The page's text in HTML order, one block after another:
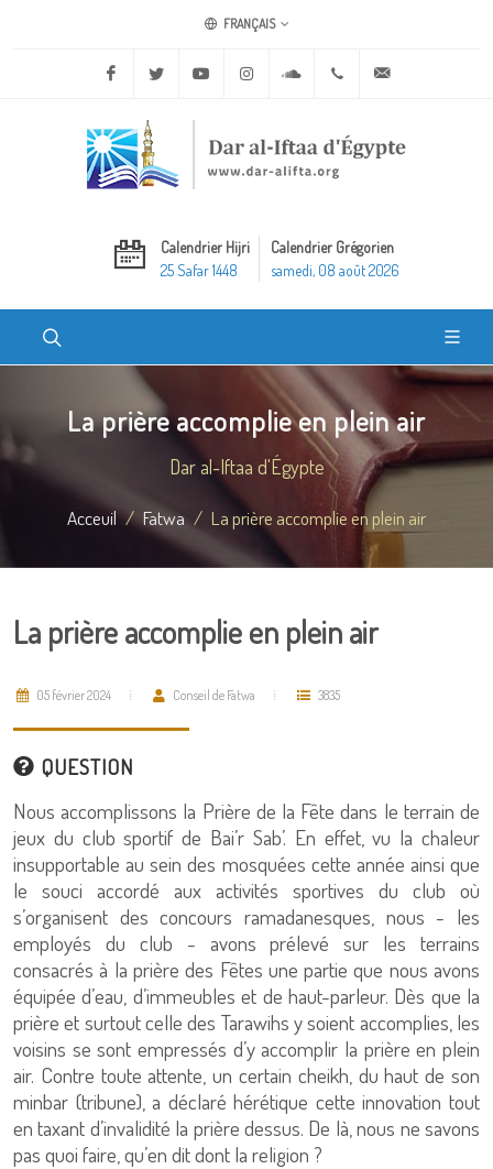
FRANÇAIS
Facebook Twitter Youtube Instagram Soundcloud+20 2 25970400
Calendrier Hijri
25 Safar 1448
Calendrier Grégorien
samedi, 08 août 2026
La prière accomplie en plein air
Dar al-Iftaa d'Égypte
Acceuil Fatwa La prière accomplie en plein air
La prière accomplie en plein air
05 février 2024 Conseil de Fatwa 3835
QUESTION
Nous accomplissons la Prière de la Fête dans le terrain de
jeux du club sportif de Bai’r Sab’. En effet, vu la chaleur
insupportable au sein des mosquées cette année ainsi que
le souci accordé aux activités sportives du club où
s’organisent des concours ramadanesques, nous - les
employés du club - avons prélevé sur les terrains
consacrés à la prière des Fêtes une partie que nous avons
équipée d’eau, d’immeubles et de haut-parleur. Dès que la
prière et surtout celle des Tarawihs y soient accomplies, les
voisins se sont empressés d’y accomplir la prière en plein
air. Contre toute attente, un certain cheikh, du haut de son
minbar (tribune), a déclaré hérétique cette innovation tout
en taxant d’invalidité la prière dessus. De là, nous ne savons
pas quoi faire, qu’en dit dont la religion ?